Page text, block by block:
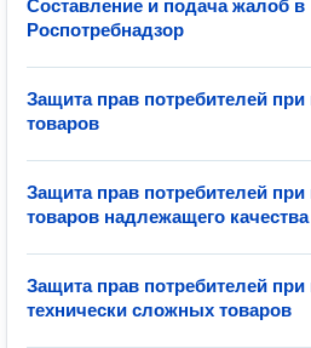
Составление и подача жалоб в
Роспотребнадзор
Защита прав потребителей при
товаров
Защита прав потребителей при
товаров надлежащего качества
Защита прав потребителей при
технически сложных товаров